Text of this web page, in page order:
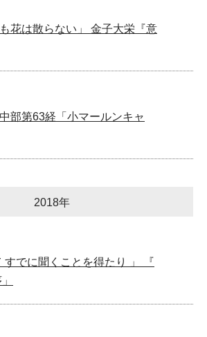
花は散らない」 金子大栄『意
部第63経「小マールンキャ
2018年
すでに聞くことを得たり 」 『